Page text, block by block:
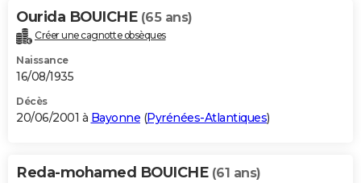
Ourida BOUICHE (65 ans)
Créer une cagnotte obsèques
Naissance
16/08/1935
Décès
20/06/2001 à Bayonne (Pyrénées-Atlantiques)
Reda-mohamed BOUICHE (61 ans)